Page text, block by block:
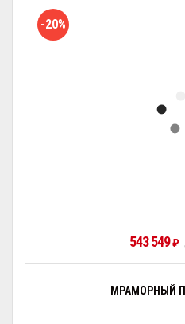
-20%
543 549₽
МРАМОРНЫЙ